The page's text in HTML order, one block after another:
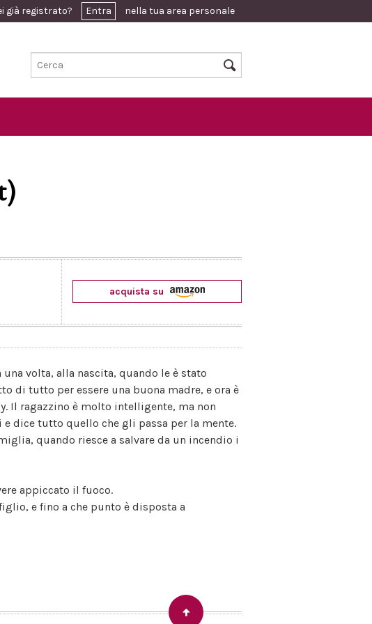
già registrato? Entra nella tua area personale
acquista su
volta, alla nascita, quando le è stato
di tutto per essere una buona madre, e ora è
Il ragazzino è molto intelligente, ma non
e dice tutto quello che gli passa per la mente.
quando riesce a salvare da un incendio i
appiccato il fuoco.
e fino a che punto è disposta a